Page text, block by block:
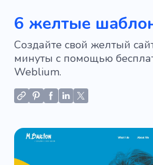
6 желтые
Создайте свой желтый
минуты с помощью
Weblium.